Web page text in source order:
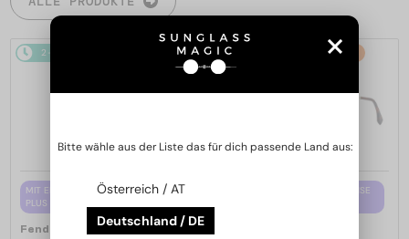
2-4 WERKTAGE
MIT EINER EINSTÄRKENGLASLINSE
PLUS 65 EUR
Fendi
Brillenfassungen
-15%
MIT EINER EINSTÄRKENGLASLINSE
Bitte wähle aus der Liste das für dich passende Land aus:
Österreich / AT
Deutschland / DE